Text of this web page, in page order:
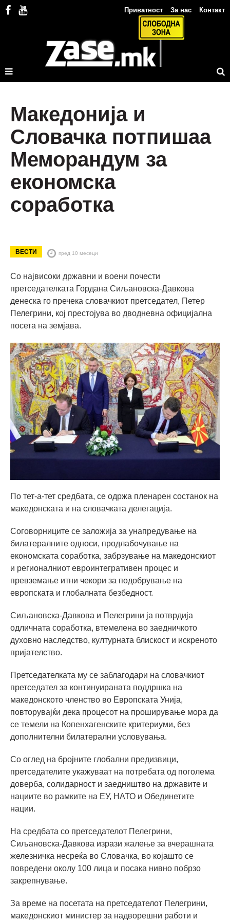
Приватност За нас Контакт
Македонија и
Словачка потпишаа
Меморандум за
економска
соработка
ВЕСТИ пред 10 месеци
Со највисоки државни и воени почести
претседателката Гордана Сиљановска-Давкова
денеска го пречека словачкиот претседател, Петер
Пелегрини, кој престојува во дводневна официјална
посета на земјава.
По тет-а-тет средбата, се одржа пленарен состанок на
македонската и на словачката делегација.
Соговорниците се заложија за унапредување на
билатералните односи, продлабочување на
економската соработка, забрзување на македонскиот
и регионалниот евроинтегративен процес и
превземање итни чекори за подобрување на
европската и глобалната безбедност.
Сиљановска-Давкова и Пелегрини ја потврдија
одличната соработка, втемелена во заедничкото
духовно наследство, културната блискост и искреното
пријателство.
Претседателката му се заблагодари на словачкиот
претседател за континуираната поддршка на
македонското членство во Европската Унија,
повторувајќи дека процесот на проширување мора да
се темели на Копенхагенските критериуми, без
дополнителни билатерални условувања.
Со оглед на бројните глобални предизвици,
претседателите укажуваат на потребата од поголема
доверба, солидарност и заедништво на државите и
нациите во рамките на ЕУ, НАТО и Обединетите
нации.
На средбата со претседателот Пелегрини,
Сиљановска-Давкова изрази жалење за вчерашната
железничка несреќа во Словачка, во којашто се
повредени околу 100 лица и посака нивно побрзо
закрепнување.
За време на посетата на претседателот Пелегрини,
македонскиот министер за надворешни работи и